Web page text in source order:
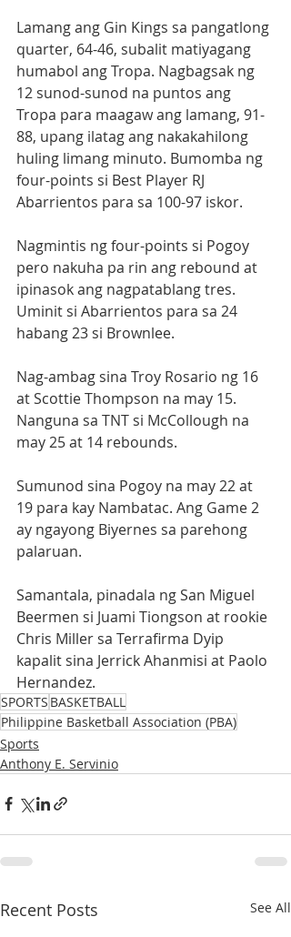
Lamang ang Gin Kings sa pangatlong
quarter, 64-46, subalit matiyagang
humabol ang Tropa. Nagbagsak ng
12 sunod-sunod na puntos ang
Tropa para maagaw ang lamang, 91-
88, upang ilatag ang nakakahilong
huling limang minuto. Bumomba ng
four-points si Best Player RJ
Abarrientos para sa 100-97 iskor.
Nagmintis ng four-points si Pogoy
pero nakuha pa rin ang rebound at
ipinasok ang nagpatablang tres.
Uminit si Abarrientos para sa 24
habang 23 si Brownlee.
Nag-ambag sina Troy Rosario ng 16
at Scottie Thompson na may 15.
Nanguna sa TNT si McCollough na
may 25 at 14 rebounds.
Sumunod sina Pogoy na may 22 at
19 para kay Nambatac. Ang Game 2
ay ngayong Biyernes sa parehong
palaruan.
Samantala, pinadala ng San Miguel
Beermen si Juami Tiongson at rookie
Chris Miller sa Terrafirma Dyip
kapalit sina Jerrick Ahanmisi at Paolo
Hernandez.
SPORTS BASKETBALL
Philippine Basketball Association (PBA)
Sports
Anthony E. Servinio
Recent Posts See All